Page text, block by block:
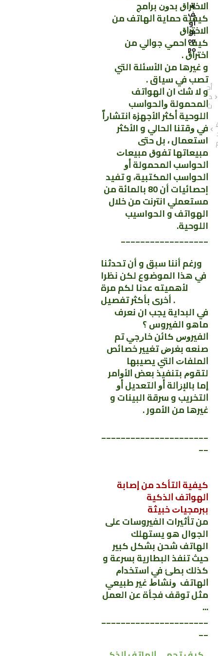
ﺍﻻﺧﺘﺮﺍﻕ ﺑﺪﻭﻥ ﺑﺮﺍﻣﺞ
ﻛﻴﻔﻴﺔ ﺣﻤﺎﻳﺔ ﺍﻟﻬﺎﺗﻒ ﻣﻦ
ﺍﻻﺧﺘﺮﺍﻕ
ﻛﻴﻒ ﺍﺣﻤﻲ ﺟﻮﺍﻟﻲ ﻣﻦ
ﺍﺧﺘﺮﺍﻕ .
و غيرها من الأسئلة التي
تصب في سياق .
و لا شك ان ﺍﻟﻬﻮﺍﺗﻒ
ﺍﻟﻤﺤﻤﻮﻟﺔ ﻭﺍﻟﺤﻮﺍﺳﺐ
ﺍﻟﻠﻮﺣﻴﺔ ﺃﻛﺜﺮ ﺍﻷﺟﻬﺰﺓ ﺍﻧﺘﺸﺎﺭﺍً
ﻓﻲ ﻭﻗﺘﻨﺎ ﺍﻟﺤﺎﻟﻲ و الأكثر
استعمال ، ﺑﻞ ﺣﺘﻰ
ﻣﺒﻴﻌﺎﺗﻬﺎ ﺗﻔﻮﻕ ﻣﺒﻴﻌﺎﺕ
ﺍﻟﺤﻮﺍﺳﺐ ﺍﻟﻤﺤﻤﻮﻟﺔ ﺃﻭ
ﺍﻟﺤﻮﺍﺳﺐ ﺍﻟﻤﻜﺘﺒﻴﺔ، و تفيد
إحصائيات أن 80 بالمائة من
مستعملي انترنت من خلال
الهواتف و الحواسيب
اللوحية.
__________________
ورغم أننا سبق و أن تحدثنا
في هذا الموضوع لكن نظرا
لأهميته عدنا لكم مرة
أخرى بأكثر تفصيل .
في البداية يجب ان نعرف
ماهو الفيروس ؟
ﺍﻟﻔﻴﺮﻭﺱ ﻛﺎﺋﻦ ﺧﺎﺭﺟﻲ تم
صنعه ﺑﻐﺮﺽ ﺗﻐﻴﻴﺮ ﺧﺼﺎﺋﺺ
ﺍﻟﻤﻠﻔﺎﺕ ﺍﻟﺘﻲ ﻳﺼﻴﺒﻬﺎ
ﻟﺘﻘﻮﻡ ﺑﺘﻨﻔﻴﺬ ﺑﻌﺾ ﺍﻷﻭﺍﻣﺮ
ﺇﻣﺎ ﺑﺎﻹﺯﺍﻟﺔ ﺃﻭ ﺍﻟﺘﻌﺪﻳﻞ ﺃﻭ
ﺍﻟﺘﺨﺮﻳﺐ و سرقة البينات و
غيرها من الأمور .
______________________
__
ﻛﻴﻔﻴﺔ ﺍﻟﺘﺄﻛﺪ ﻣﻦ ﺇﺻﺎﺑﺔ
ﺍﻟﻬﻮﺍﺗﻒ ﺍﻟﺬﻛﻴﺔ
ﺑﺒﺮﻣﺠﻴﺎﺕﺧﺒﻴﺜﺔ
من تأثيرات الفيروسات على
الجوال هو يستهلك
الهاتف ﺷﺤﻦ بشكل كبير
حيث تنفذ البطارية بسرعة و
كذلك ﺑﻄﺊ ﻓﻲ ﺍﺳﺘﺨﺪﺍﻡ
ﺍﻟﻬﺎﺗﻒ ﻭﻧﺸﺎﻁ ﻏﻴﺮ ﻃﺒﻴﻌﻲ
مثل توقف فجأة عن العمل
...
______________________
__
ات
ف
أو
بو
op
po
أح
د
ث